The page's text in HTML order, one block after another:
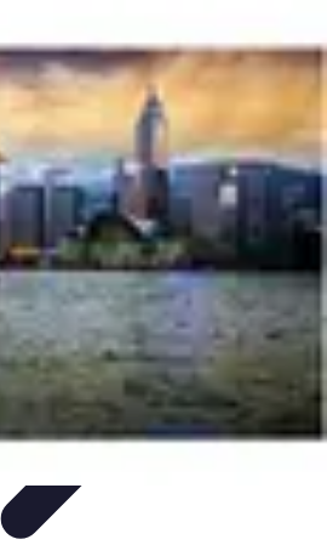
outilsExploration
Îles et régions